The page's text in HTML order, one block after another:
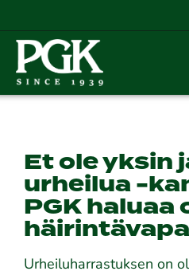
Et ole yksin
urheilua -
PGK haluaa
Urheiluharrastuksen on